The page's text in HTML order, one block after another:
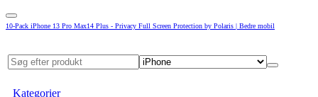
10-Pack iPhone 13 Pro Max14 Plus - Privacy Full Screen Protection by Polaris | Bedre mobil
Kategorier